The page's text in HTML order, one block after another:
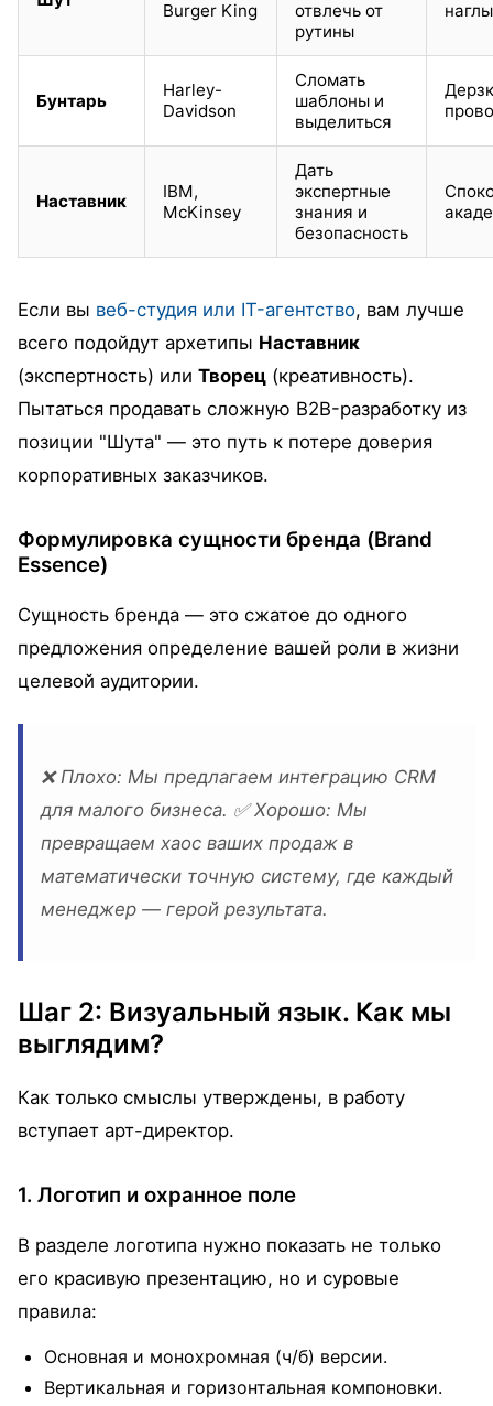
Burger King
отвлечь от
рутины
Бунтарь
Harley-
Davidson
Сломать
шаблоны и
выделиться
Наставник
IBM,
McKinsey
Дать
экспертные
знания и
безопасность
Если вы веб-студия или IT-агентство, вам лучше
всего подойдут архетипы Наставник
(экспертность) или Творец (креативность).
Пытаться продавать сложную B2B-разработку из
позиции "Шута" — это путь к потере доверия
корпоративных заказчиков.
Формулировка сущности бренда (Brand
Essence)
Сущность бренда — это сжатое до одного
предложения определение вашей роли в жизни
целевой аудитории.
❌ Плохо: Мы предлагаем интеграцию CRM
для малого бизнеса. ✅Хорошо: Мы
превращаем хаос ваших продаж в
математически точную систему, где каждый
менеджер — герой результата.
Шаг 2: Визуальный язык. Как мы
выглядим?
Как только смыслы утверждены, в работу
вступает арт-директор.
1. Логотип и охранное поле
В разделе логотипа нужно показать не только
его красивую презентацию, но и суровые
правила:
Основная и монохромная (ч/б) версии.
Вертикальная и горизонтальная компоновки.